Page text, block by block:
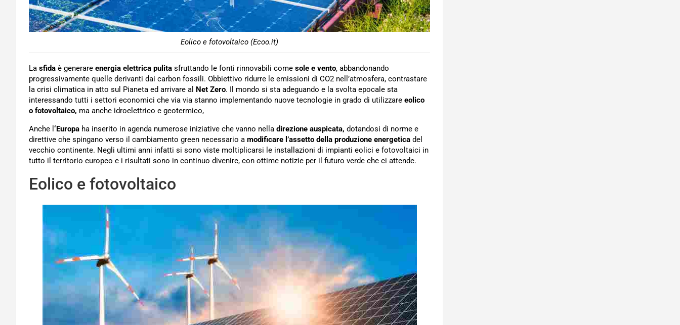
Eolico e fotovoltaico (Ecoo.it)
La sfida è generare energia elettrica pulita sfruttando le fonti rinnovabili come sole e vento, abbandonando
progressivamente quelle derivanti dai carbon fossili. Obbiettivo ridurre le emissioni di CO2 nell’atmosfera, contrastare
la crisi climatica in atto sul Pianeta ed arrivare al Net Zero. Il mondo si sta adeguando e la svolta epocale sta
interessando tutti i settori economici che via via stanno implementando nuove tecnologie in grado di utilizzare eolico
o fotovoltaico, ma anche idroelettrico e geotermico,
Anche l ‘Europa ha inserito in agenda numerose iniziative che vanno nella direzione auspicata, dotandosi di norme e
direttive che spingano verso il cambiamento green necessario a modificare l’assetto della produzione energetica del
vecchio continente. Negli ultimi anni infatti si sono viste moltiplicarsi le installazioni di impianti eolici e fotovoltaici in
tutto il territorio europeo e i risultati sono in continuo divenire, con ottime notizie per il futuro verde che ci attende.
Eolico e fotovoltaico